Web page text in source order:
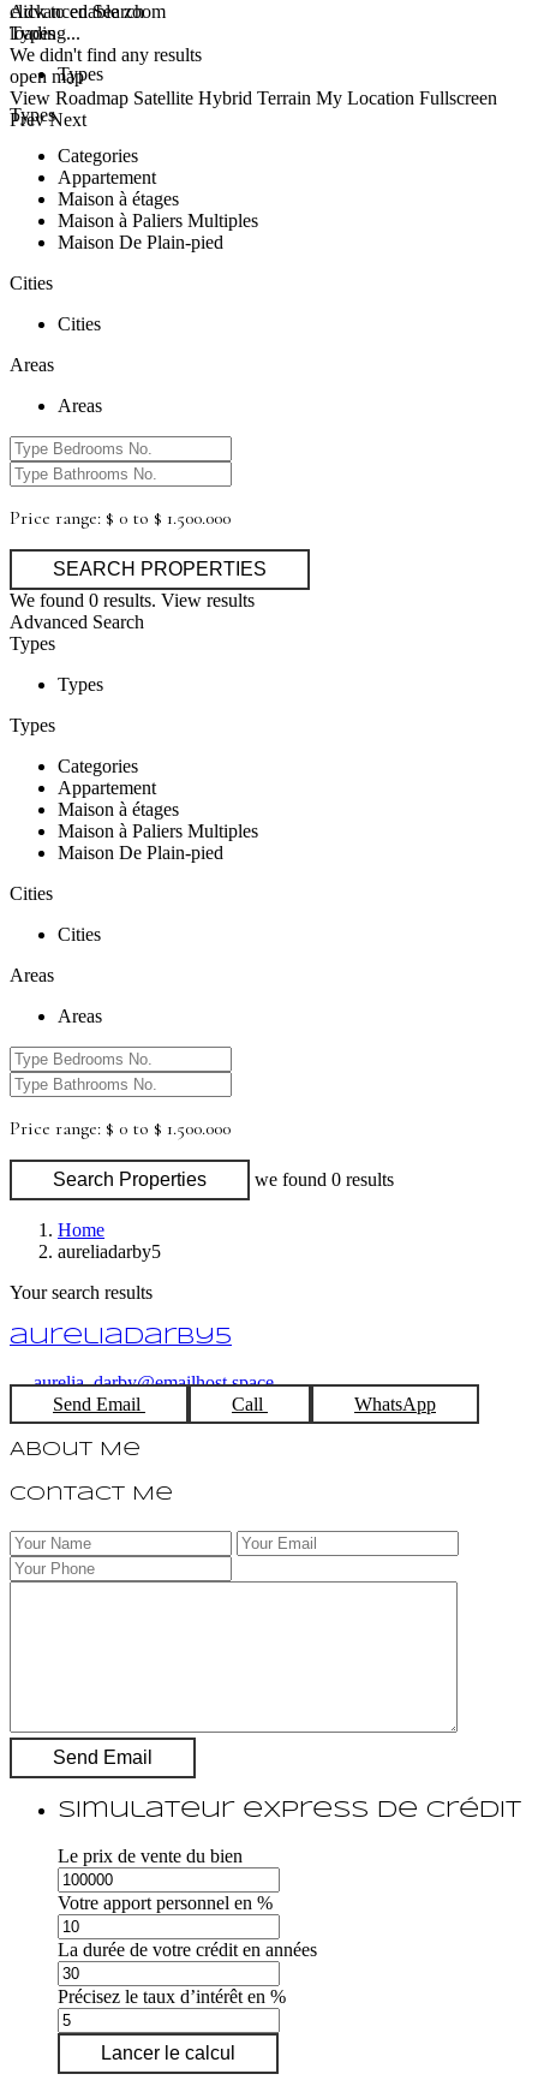
click to enable zoom
loading...
We didn't find any results
open map
View Roadmap Satellite Hybrid Terrain My Location Fullscreen
Prev Next
Advanced Search
Types
Types
Types
Categories
Appartement
Maison à étages
Maison à Paliers Multiples
Maison De Plain-pied
Cities
Cities
Areas
Areas
Price range: $ 0 to $ 1.500.000
We found 0 results. View results
Advanced Search
Types
Types
Types
Categories
Appartement
Maison à étages
Maison à Paliers Multiples
Maison De Plain-pied
Cities
Cities
Areas
Areas
Price range: $ 0 to $ 1.500.000
Search Properties we found 0 results
Home
aureliadarby5
Your search results
aureliadarby5
aurelia_darby@emailhost.space
Send Email
Call WhatsApp
About Me
Contact Me
Simulateur express de crédit
Le prix de vente du bien
Votre apport personnel en %
La durée de votre crédit en années
Précisez le taux d’intérêt en %
Lancer le calcul